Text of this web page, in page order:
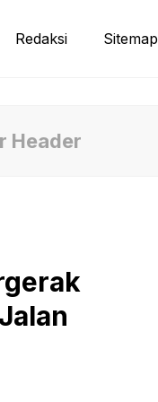
Redaksi Sitemap
Header